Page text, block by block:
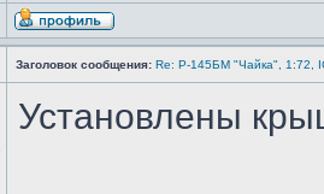
Заголовок сообщения: Re: Р-145БМ "Чайка", 1:72,
Установлены